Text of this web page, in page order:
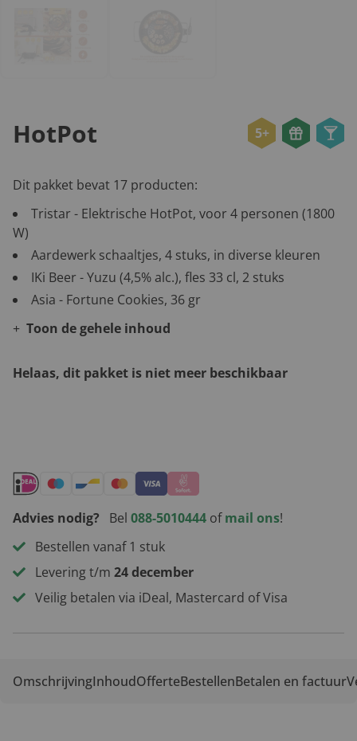
HotPot 5+
Dit pakket bevat 17 producten:
Tristar - Elektrische HotPot, voor 4 personen (1800
W)
Aardewerk schaaltjes, 4 stuks, in diverse kleuren
IKi Beer - Yuzu (4,5% alc.), fles 33 cl, 2 stuks
Asia - Fortune Cookies, 36 gr
Toon de gehele inhoud
Helaas, dit pakket is niet meer beschikbaar
Advies nodig? Bel 088-5010444 ofmail ons!
Bestellen vanaf 1 stuk
Levering t/m 24 december
Veilig betalen via iDeal, Mastercard of Visa
OmschrijvingInhoudOfferteBestellenBetalen en factuur